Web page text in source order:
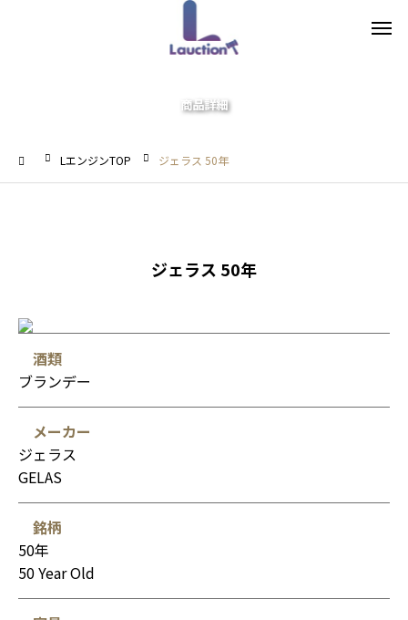
商品詳細
LエンジンTOP ジェラス 50年
ジェラス 50年
酒類
ブランデー
メーカー
ジェラス
GELAS
銘柄
50年
50 Year Old